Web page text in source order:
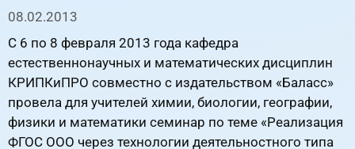
08.02.2013
С 6 по 8 февраля 2013 года кафедра
естественнонаучных и математических дисциплин
КРИПКиПРО совместно с издательством «Баласс»
провела для учителей химии, биологии, географии,
физики и математики семинар по теме «Реализация
ФГОС ООО через технологии деятельностного типа